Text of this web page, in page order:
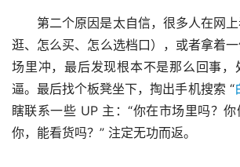
第二个原因是太自信，很多人在网
逛、怎么买、怎么选档口），或者拿着
场里冲，最后发现根本不是那么回事，
逼。最后找个板凳坐下，掏出手机搜索 “
瞎联系一些 UP 主：“你在市场里吗？
你，能看货吗？” 注定无功而返。